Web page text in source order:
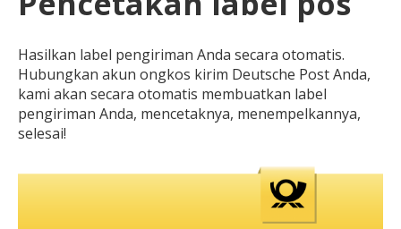
Hasilkan label pengiriman Anda secara otomatis.
Hubungkan akun ongkos kirim Deutsche Post Anda,
kami akan secara otomatis membuatkan label
pengiriman Anda, mencetaknya, menempelkannya,
selesai!